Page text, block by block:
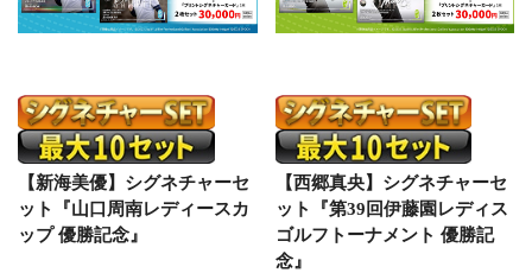
【新海美優】シグネチャーセ
ット『山口周南レディースカ
ップ 優勝記念』
【西郷真央】シグネチャーセ
ット『第39回伊藤園レディス
ゴルフトーナメント 優勝記
念』